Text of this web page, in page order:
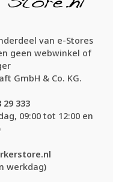
van e-Stores
geen webwinkel of
GmbH & Co. KG.
29 333
09:00 tot 12:00 en
werkdag)